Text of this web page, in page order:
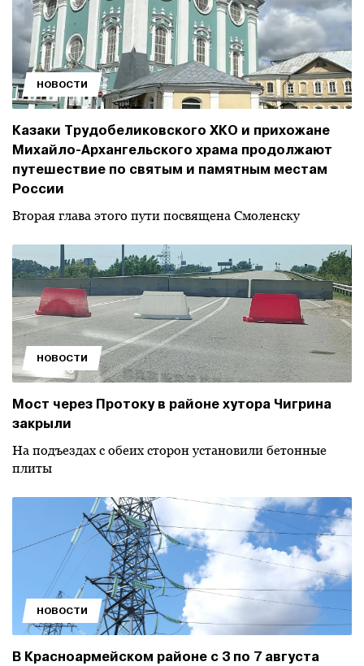
НОВОСТИ
Казаки Трудобеликовского ХКО и прихожане
Михайло-Архангельского храма продолжают
путешествие по святым и памятным местам
России
Вторая глава этого пути посвящена Смоленску
НОВОСТИ
Мост через Протоку в районе хутора Чигрина
закрыли
На подъездах с обеих сторон установили бетонные
плиты
НОВОСТИ
В Красноармейском районе с 3 по 7 августа